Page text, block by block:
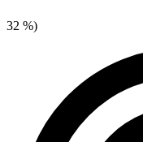
32 %)